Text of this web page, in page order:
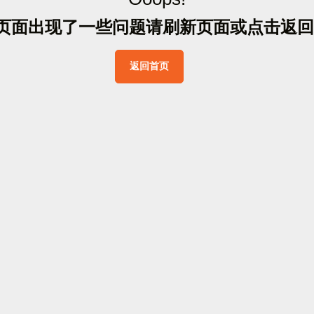
面出现了一些问题请刷新页面或点击返 回
返回首页